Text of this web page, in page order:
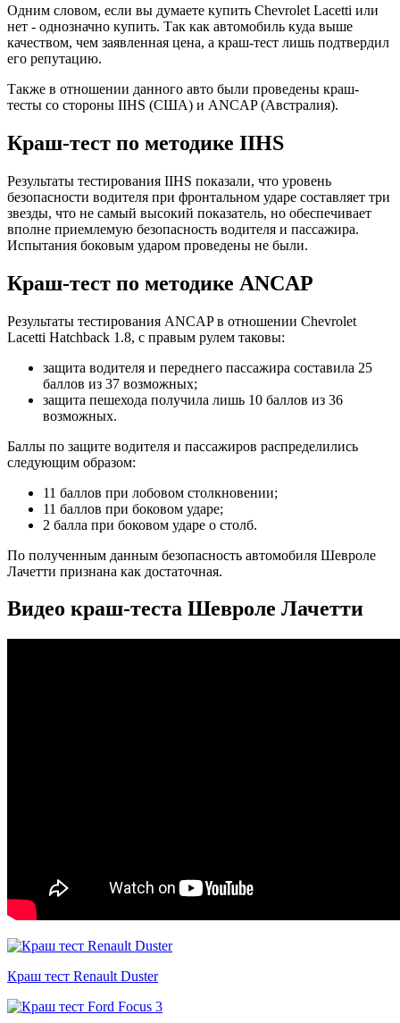
Одним словом, если вы думаете купить Chevrolet Lacetti или
нет - однозначно купить. Так как автомобиль куда выше
качеством, чем заявленная цена, а краш-тест лишь подтвердил
его репутацию.
Также в отношении данного авто были проведены краш-
тесты со стороны IIHS (США) и ANCAP (Австралия).
Краш-тест по методике IIHS
Результаты тестирования IIHS показали, что уровень
безопасности водителя при фронтальном ударе составляет три
звезды, что не самый высокий показатель, но обеспечивает
вполне приемлемую безопасность водителя и пассажира.
Испытания боковым ударом проведены не были.
Краш-тест по методике ANCAP
Результаты тестирования ANCAP в отношении Chevrolet
Lacetti Hatchback 1.8, с правым рулем таковы:
защита водителя и переднего пассажира составила 25
баллов из 37 возможных;
защита пешехода получила лишь 10 баллов из 36
возможных.
Баллы по защите водителя и пассажиров распределились
следующим образом:
11 баллов при лобовом столкновении;
11 баллов при боковом ударе;
2 балла при боковом ударе о столб.
По полученным данным безопасность автомобиля Шевроле
Лачетти признана как достаточная.
Видео краш-теста Шевроле Лачетти
Краш тест Renault Duster